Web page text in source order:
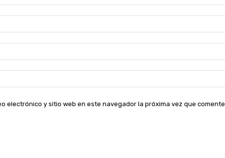
electrónico y sitio web en este navegador la próxima vez que comente.